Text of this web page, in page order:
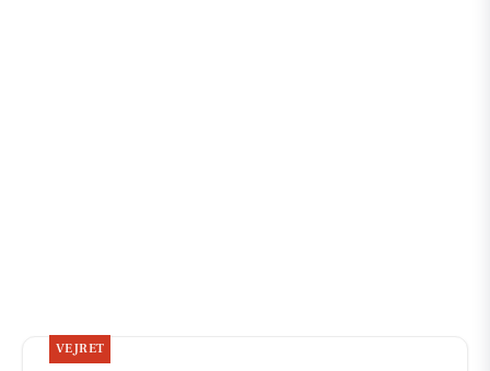
VEJRET